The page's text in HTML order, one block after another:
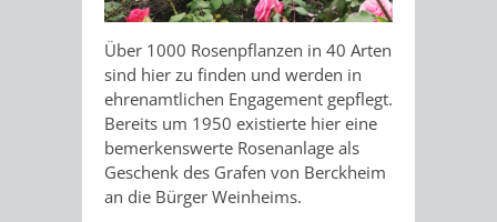
REPORTAGEN
DER
IMAGEFILM
AKTUELLES
ENGAGIERTE
STADT
WEINHEIMER
Über 1000 Rosenpflanzen in 40 Arten
sind hier zu finden und werden in
ehrenamtlichen Engagement gepflegt.
Bereits um 1950 existierte hier eine
bemerkenswerte Rosenanlage als
Geschenk des Grafen von Berckheim
an die Bürger Weinheims.